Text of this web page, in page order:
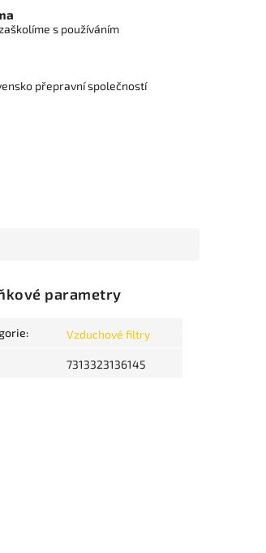
s používáním
přepravní společností
parametry
: Vzduchové filtry
7313323136145